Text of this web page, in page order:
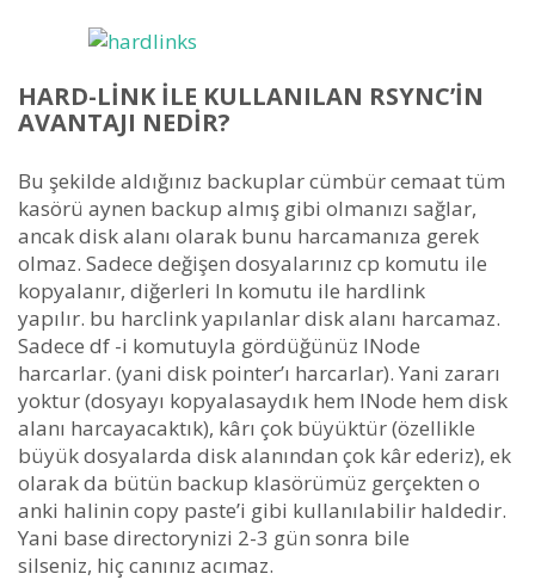
HARD-LINK ILE KULLANILAN RSYNC’IN
AVANTAJI NEDIR?
Bu şekilde aldığınız backuplar cümbür cemaat tüm
kasörü aynen backup almış gibi olmanızı sağlar,
ancak disk alanı olarak bunu harcamanıza gerek
olmaz. Sadece değişen dosyalarınız cp komutu ile
kopyalanır, diğerleri ln komutu ile hardlink
yapılır. bu harclink yapılanlar disk alanı harcamaz.
Sadece df -i komutuyla gördüğünüz INode
harcarlar. (yani disk pointer’ı harcarlar). Yani zararı
yoktur (dosyayı kopyalasaydık hem INode hem disk
alanı harcayacaktık), kârı çok büyüktür (özellikle
büyük dosyalarda disk alanından çok kâr ederiz), ek
olarak da bütün backup klasörümüz gerçekten o
anki halinin copy paste’i gibi kullanılabilir haldedir.
Yani base directorynizi 2-3 gün sonra bile
silseniz, hiç canınız acımaz.